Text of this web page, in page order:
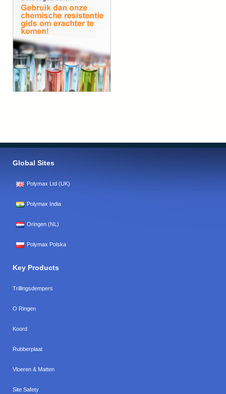
Global Sites
Polymax Ltd (UK)
Polymax India
Oringen (NL)
Polymax Polska
Key Products
Trillingsdempers
O Ringen
Koord
Rubberplaat
Vloeren & Matten
Site Safety